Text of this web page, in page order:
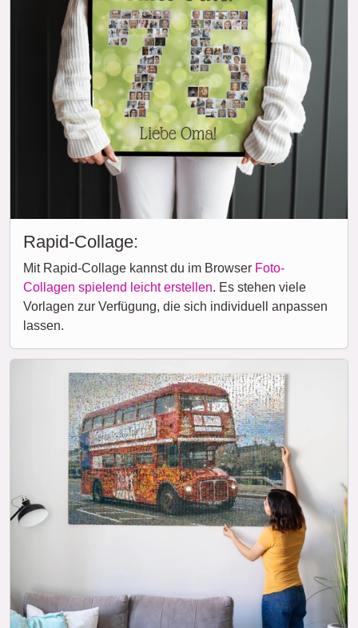
Rapid-Collage:
Mit Rapid-Collage kannst du im Browser Foto-
Collagen spielend leicht erstellen. Es stehen viele
Vorlagen zur Verfügung, die sich individuell anpassen
lassen.